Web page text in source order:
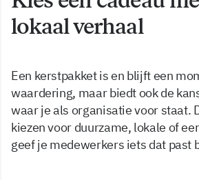
lokaal verhaal
Een kerstpakket is en blijft een
waardering, maar biedt ook de
waar je als organisatie voor staat.
kiezen voor duurzame, lokale of
geef je medewerkers iets dat past